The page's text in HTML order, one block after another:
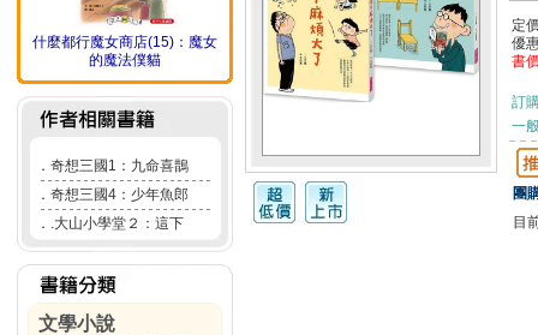
什麼都行魔女商店(15)：魔女
的魔法僕貓
． 奇想三國1：九命喜鵲
． 奇想三國4：少年魚郎
． .大山小學堂２：這下
文學小說
定
優
書
訂
一
團
目